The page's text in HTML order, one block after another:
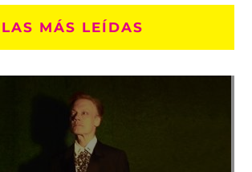
LAS MÁS LEÍDAS